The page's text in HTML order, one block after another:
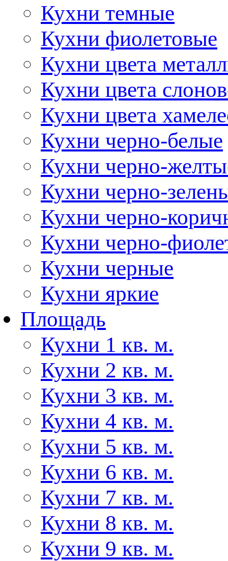
Кухни темные
Кухни фиолетовые
Кухни цвета
Кухни цвета
Кухни цвета
Кухни черно-белые
Кухни черно-
Кухни черно-
Кухни черно-
Кухни черно-
Кухни черные
Кухни яркие
Площадь
Кухни 1 кв. м.
Кухни 2 кв. м.
Кухни 3 кв. м.
Кухни 4 кв. м.
Кухни 5 кв. м.
Кухни 6 кв. м.
Кухни 7 кв. м.
Кухни 8 кв. м.
Кухни 9 кв. м.